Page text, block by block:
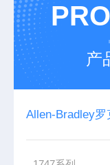
产
Allen-Bradley罗